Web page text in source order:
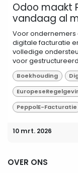
Odoo maakt
vandaag al
Voor ondernemers
digitale facturatie
volledige
voor
Boekhouding
PeppolE-Facturatie
10 mrt. 2026
OVER ONS